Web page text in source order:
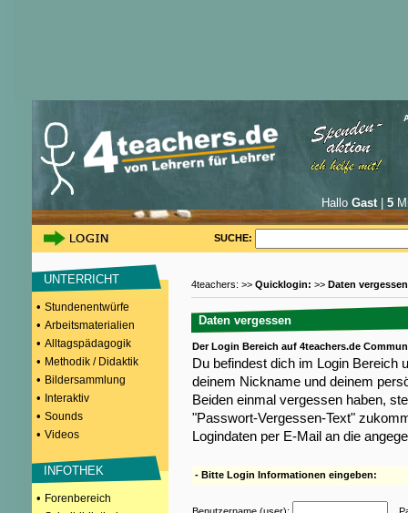
Hallo Gast| 5
SUCHE:
UNTERRICHT
• Stundenentwürfe
• Arbeitsmaterialien
• Alltagspädagogik
• Methodik / Didaktik
• Bildersammlung
• Interaktiv
• Sounds
• Videos
INFOTHEK
• Forenbereich
4teachers: >> Quicklogin: >> Daten vergessen
Daten vergessen
Der Login Bereich auf 4teachers.de
Du befindest dich im Login Bereich
deinem Nickname und deinem
Beiden einmal vergessen haben,
"Passwort-Vergessen-Text"
Logindaten per E-Mail an die
- Bitte Login Informationen eingeben: